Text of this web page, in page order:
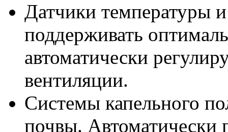
Датчики температуры
поддерживать
автоматически
вентиляции.
Системы капельного
почвы. Автоматически